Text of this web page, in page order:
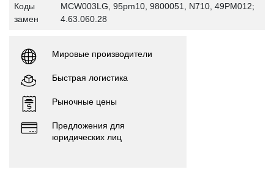
Коды
замен
MCW003LG, 95pm10, 9800051, N710, 49PM012;
4.63.060.28
Мировые производители
Быстрая логистика
Рыночные цены
Предложения для
юридических лиц